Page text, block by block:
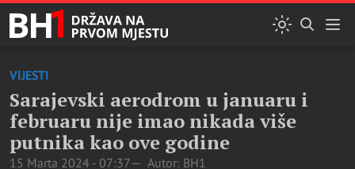
VIJESTI
Sarajevski aerodrom u januaru i
februaru nije imao nikada više
putnika kao ove godine
15 Marta 2024 - 07:37 Autor: BH1